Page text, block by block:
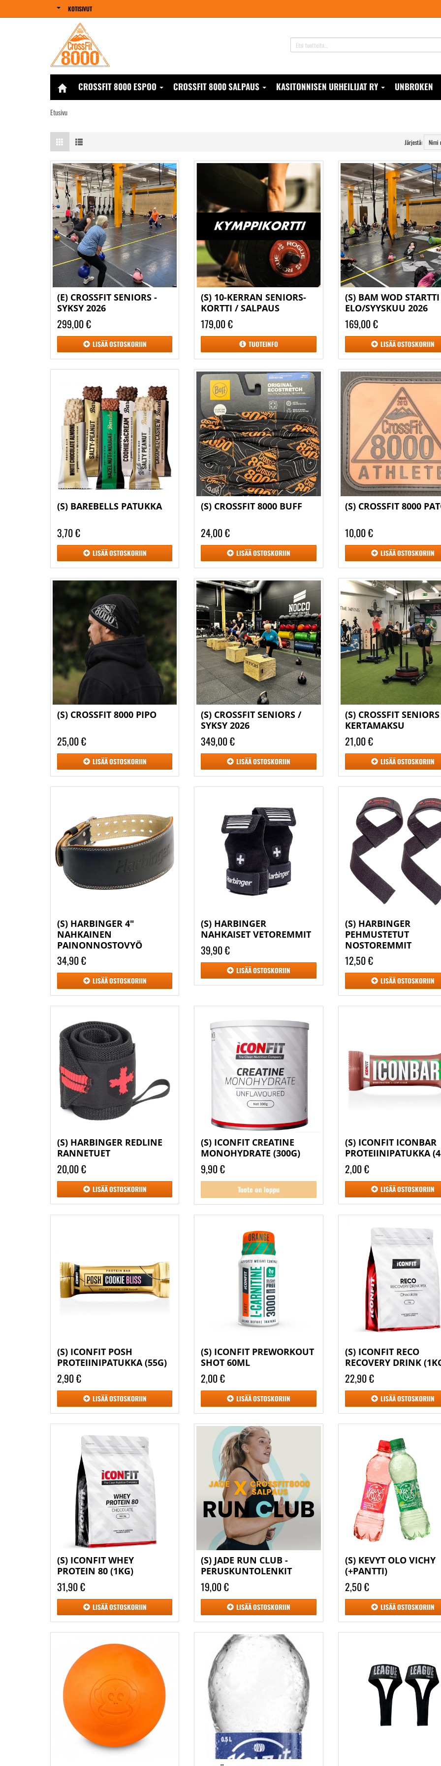
KOTISIVUT
CROSSFIT 8000 ESPOO CROSSFIT 8000 SALPAUS KASITONNISEN URHEILIJAT RY UNBROKEN
Etusivu
Järjestä:
(E) CROSSFIT SENIORS -
SYKSY 2026
299,00 €
LISÄÄOSTOSKORIIN
(S) 10-KERRAN SENIORS-
KORTTI / SALPAUS
179,00 €
TUOTEINFO
(S) BAM WOD
ELO/SYYSKUU 2026
169,00 €
LISÄÄOSTOSKORIIN
(S) BAREBELLS PATUKKA
3,70 €
LISÄÄOSTOSKORIIN
(S) CROSSFIT 8000 BUFF
24,00 €
LISÄÄOSTOSKORIIN
(S) CROSSFIT 8000
10,00 €
LISÄÄOSTOSKORIIN
(S) CROSSFIT 8000 PIPO
25,00 €
LISÄÄOSTOSKORIIN
(S) CROSSFIT SENIORS /
SYKSY 2026
349,00 €
LISÄÄOSTOSKORIIN
(S) CROSSFIT
KERTAMAKSU
21,00 €
LISÄÄOSTOSKORIIN
(S) HARBINGER 4″
NAHKAINEN
PAINONNOSTOVYÖ
34,90 €
LISÄÄOSTOSKORIIN
(S) HARBINGER
NAHKAISET VETOREMMIT
39,90 €
LISÄÄOSTOSKORIIN
(S) HARBINGER
PEHMUSTETUT
NOSTOREMMIT
12,50 €
LISÄÄOSTOSKORIIN
(S) HARBINGER REDLINE
RANNETUET
20,00 €
LISÄÄOSTOSKORIIN
(S) ICONFIT CREATINE
MONOHYDRATE (300G)
9,90 €
Tuote on loppu
(S) ICONFIT ICONBAR
PROTEIINIPATUKKA
2,00 €
LISÄÄOSTOSKORIIN
(S) ICONFIT POSH
PROTEIINIPATUKKA (55G)
2,90 €
LISÄÄOSTOSKORIIN
(S) ICONFIT PREWORKOUT
SHOT 60ML
2,00 €
LISÄÄOSTOSKORIIN
(S) ICONFIT RECO
RECOVERY DRINK
22,90 €
LISÄÄOSTOSKORIIN
(S) ICONFIT WHEY
PROTEIN 80 (1KG)
31,90 €
LISÄÄOSTOSKORIIN
(S) JADE RUN CLUB -
PERUSKUNTOLENKIT
19,00 €
LISÄÄOSTOSKORIIN
(S) KEVYT OLO VICHY
(+PANTTI)
2,50 €
LISÄÄOSTOSKORIIN